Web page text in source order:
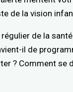
de la vision
de la
il de
? Comment se